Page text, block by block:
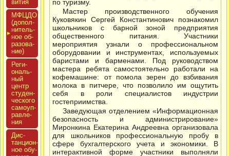
ви­тия
МФЦДО
(до­пол­
ни­тель­
ное об­
ра­зова­
ние)
Реги­
ональ­
ный
центр
сту­ден­
ческо­го
са­мо­уп­
равле­
ния
Дис­
танци­он­
ное обу­
по туризму.
Мастер производственного обучения
Куковякин Сергей Константинович познакомил
школьников с барной зоной предприятия
общественного питания. Участники
мероприятия узнали о профессиональном
оборудовании и инструментах, используемых
баристами и барменами. Под руководством
мастера ребята самостоятельно работали на
кофемашине: от помола зерен до взбивания
молока в питчере, что позволило им ощутить
себя в роли специалистов индустрии
гостеприимства.
Заведующая отделением «Информационная
безопасность и администрирование»
Миронкина Екатерина Андреевна организовала
для школьников профессиональную пробу в
сфере бухгалтерского учета и экономики. В
интерактивной форме участники выполняли